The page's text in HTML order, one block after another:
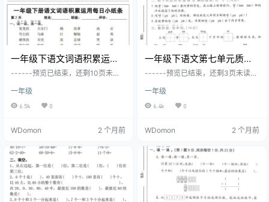
一年级下语文词语积累运用
每日小纸条14天（含答案12
------预览已结束，还剩10页未读-
点击底部下载完整文档
一年级
6.5k 0
WDomon 2 个月前
一年级下语文第七单元质量
检测卷
------预览已结束，还剩3页未读--
点击底部下载完整文档
一年级
6.4k 0
WDomon 2 个月前